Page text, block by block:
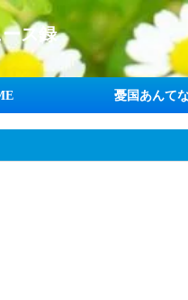
ス録
憂国あんて